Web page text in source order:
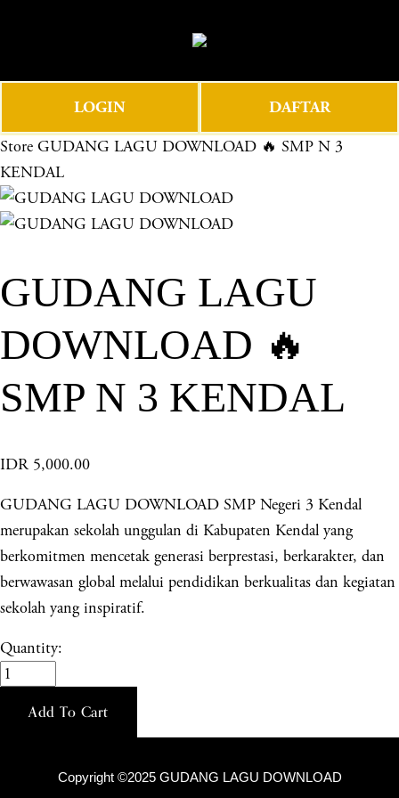
e
e
n
u
LOGIN DAFTAR
Store GUDANG LAGU DOWNLOAD 🔥 SMP N 3
KENDAL
GUDANG LAGU
DOWNLOAD 🔥
SMP N 3 KENDAL
IDR 5,000.00
GUDANG LAGU DOWNLOAD SMP Negeri 3 Kendal
merupakan sekolah unggulan di Kabupaten Kendal yang
berkomitmen mencetak generasi berprestasi, berkarakter, dan
berwawasan global melalui pendidikan berkualitas dan kegiatan
sekolah yang inspiratif.
Quantity:
Add To Cart
Copyright ©2025 GUDANG LAGU DOWNLOAD